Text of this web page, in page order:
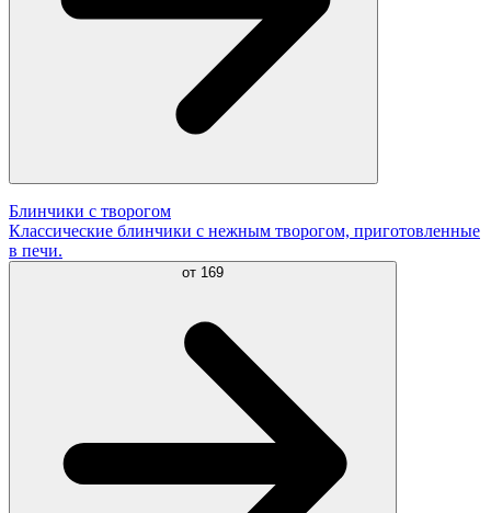
Блинчики с творогом
Классические блинчики с нежным творогом, приготовленные
в печи.
от 169